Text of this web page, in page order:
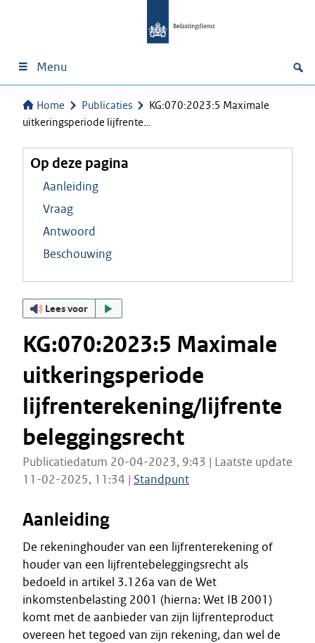
Menu
Home Publicaties
KG:070:2023:5 Maximale
uitkeringsperiode lijfrente…
Op deze pagina
Aanleiding
Vraag
Antwoord
Beschouwing
Lees voor
KG:070:2023:5 Maximale
uitkeringsperiode
lijfrenterekening/lijfrente
beleggingsrecht
Publicatiedatum 20-04-2023, 9:43 | Laatste update
11-02-2025, 11:34 | Standpunt
Aanleiding
De rekeninghouder van een lijfrenterekening of
houder van een lijfrentebeleggingsrecht als
bedoeld in artikel 3.126a van de Wet
inkomstenbelasting 2001 (hierna: Wet IB 2001)
komt met de aanbieder van zijn lijfrenteproduct
overeen het tegoed van zijn rekening, dan wel de